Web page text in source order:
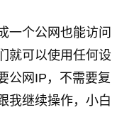
一个公网也能访问
就可以使用任何设
公网IP，不需要复
我继续操作，小白